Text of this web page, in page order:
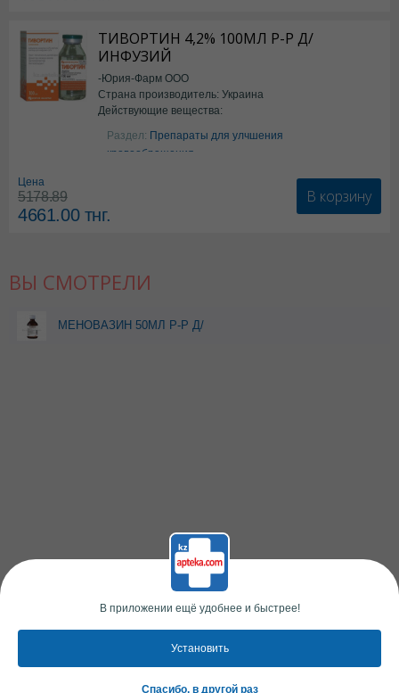
ТИВОРТИН 4,2% 100МЛ Р-Р Д/
ИНФУЗИЙ
-Юрия-Фарм ООО
Страна производитель: Украина
Действующие вещества:
Аргинин
Раздел: Препараты для улчшения
кровообращения
Цена
5178.89
4661.00тнг.
В корзину
ВЫ СМОТРЕЛИ
МЕНОВАЗИН 50МЛ Р-Р Д/
В приложении ещё удобнее и быстрее!
Установить
Спасибо, в другой раз